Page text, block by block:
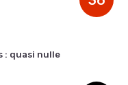
: quasi nulle